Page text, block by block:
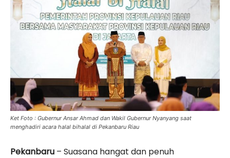
Ket Foto : Gubernur Ansar Ahmad dan Wakil Gubernur Nyanyang saat
menghadiri acara halal bihalal di Pekanbaru Riau
Pekanbaru – Suasana hangat dan penuh